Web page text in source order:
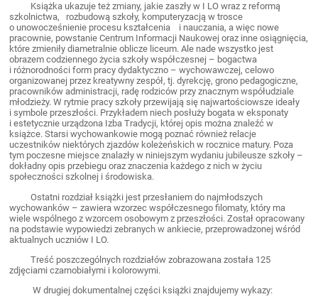
Książka ukazuje też zmiany, jakie zaszły w I LO wraz z reformą
szkolnictwa, rozbudową szkoły, komputeryzacją w trosce
o unowocześnienie procesu kształcenia i nauczania, a więc nowe
pracownie, powstanie Centrum Informacji Naukowej oraz inne osiągnięcia,
które zmieniły diametralnie oblicze liceum. Ale nade wszystko jest
obrazem codziennego życia szkoły współczesnej – bogactwa
i różnorodności form pracy dydaktyczno – wychowawczej, celowo
organizowanej przez kreatywny zespół, tj. dyrekcję, grono pedagogiczne,
pracowników administracji, radę rodziców przy znacznym współudziale
młodzieży. W rytmie pracy szkoły przewijają się najwartościowsze ideały
i symbole przeszłości. Przykładem niech posłuży bogata w eksponaty
i estetycznie urządzona Izba Tradycji, której opis można znaleźć w
książce. Starsi wychowankowie mogą poznać również relacje
uczestników niektórych zjazdów koleżeńskich w rocznice matury. Poza
tym poczesne miejsce znalazły w niniejszym wydaniu jubileusze szkoły –
dokładny opis przebiegu oraz znaczenia każdego z nich w życiu
społeczności szkolnej i środowiska.
Ostatni rozdział książki jest przesłaniem do najmłodszych
wychowanków – zawiera wzorzec współczesnego filomaty, który ma
wiele wspólnego z wzorcem osobowym z przeszłości. Został opracowany
na podstawie wypowiedzi zebranych w ankiecie, przeprowadzonej wśród
aktualnych uczniów I LO.
Treść poszczególnych rozdziałów zobrazowana została 125
zdjęciami czarnobiałymi i kolorowymi.
W drugiej dokumentalnej części książki znajdujemy wykazy: